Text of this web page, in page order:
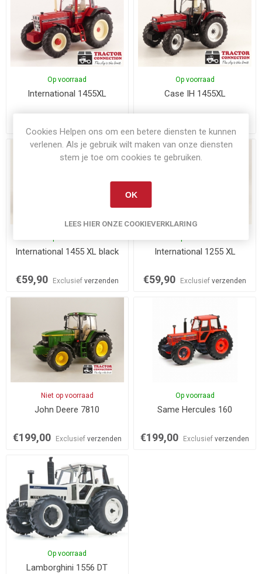
Op voorraad
International 1455XL
Op voorraad
Case IH 1455XL
International 1455 XL black
€59,90 Exclusief verzenden
International 1255 XL
€59,90 Exclusiefverzenden
Niet op voorraad
John Deere 7810
€199,00 Exclusief verzenden
Op voorraad
Same Hercules 160
€199,00 Exclusiefverzenden
Op voorraad
Lamborghini 1556 DT
Cookies Helpen ons om een betere diensten te kunnen
verlenen. Als je gebruik wilt maken van onze diensten
stem je toe om cookies te gebruiken.
OK
LEES HIER ONZE COOKIEVERKLARING